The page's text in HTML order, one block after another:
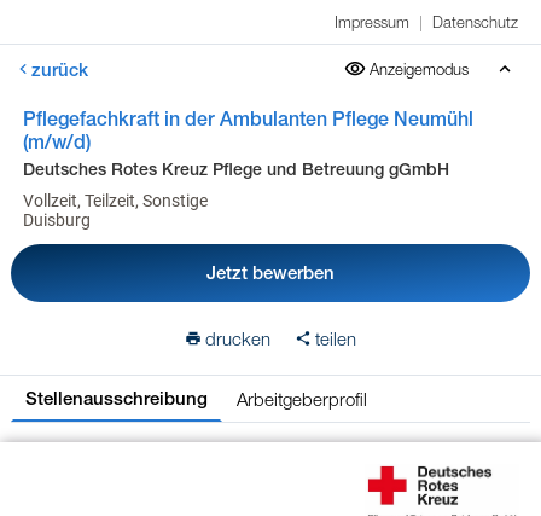
Impressum | Datenschutz
zurück Anzeigemodus
Pflegefachkraft in der Ambulanten Pflege Neumühl
(m/w/d)
Deutsches Rotes Kreuz Pflege und Betreuung gGmbH
Vollzeit, Teilzeit, Sonstige
Duisburg
Jetzt bewerben
drucken teilen
Stellenausschreibung Arbeitgeberprofil